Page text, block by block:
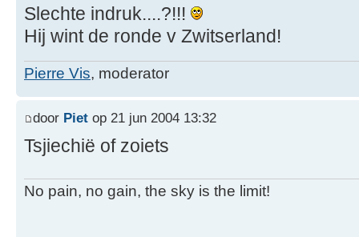
Slechte indruk....?!!!
Hij wint de ronde v Zwitserland!
Pierre Vis, moderator
door Piet op 21 jun 2004 13:32
Tsjiechië of zoiets
No pain, no gain, the sky is the limit!